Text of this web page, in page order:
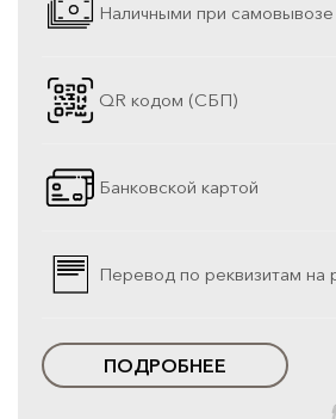
Наличными при самовывозе
QR кодом (СБП)
Банковской картой
Перевод по реквизитам на
ПОДРОБНЕЕ